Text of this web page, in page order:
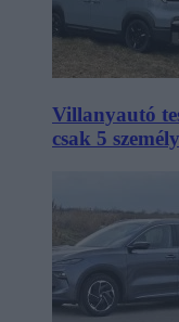
Villanyautó
csak 5